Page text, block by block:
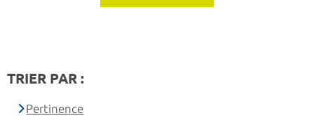
TRIER PAR :
Pertinence